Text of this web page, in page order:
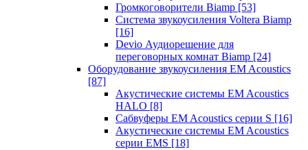
Громкоговорители Biamp [53]
Система звукоусиления Voltera Biamp
[16]
Devio Аудиорешение для
переговорных комнат Biamp [24]
Оборудование звукоусиления EM Acoustics
[87]
Акустические системы EM Acoustics
HALO [8]
Сабвуферы EM Acoustics серии S [16]
Акустические системы EM Acoustics
серии EMS [18]